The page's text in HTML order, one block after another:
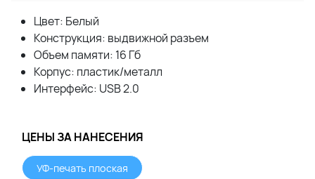
Цвет: Белый
Конcтрукция: выдвижной разъем
Объем памяти: 16 Гб
Корпус: пластик/металл
Интерфейс: USB 2.0
ЦЕНЫ ЗА НАНЕСЕНИЯ
УФ-печать плоская